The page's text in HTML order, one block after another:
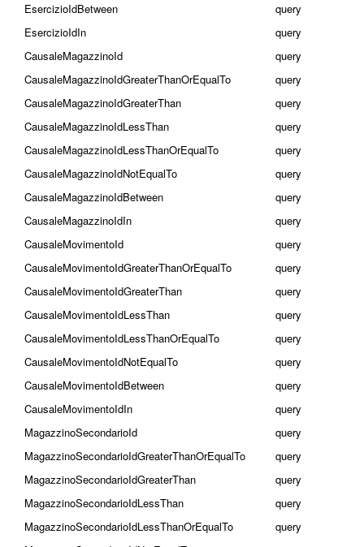
EsercizioIdBetween
query
EsercizioIdIn
query
CausaleMagazzinoId
query
CausaleMagazzinoIdGreaterThanOrEqualTo
query
CausaleMagazzinoIdGreaterThan
query
CausaleMagazzinoIdLessThan
query
CausaleMagazzinoIdLessThanOrEqualTo
query
CausaleMagazzinoIdNotEqualTo
query
CausaleMagazzinoIdBetween
query
CausaleMagazzinoIdIn
query
CausaleMovimentoId
query
CausaleMovimentoIdGreaterThanOrEqualTo
query
CausaleMovimentoIdGreaterThan
query
CausaleMovimentoIdLessThan
query
CausaleMovimentoIdLessThanOrEqualTo
query
CausaleMovimentoIdNotEqualTo
query
CausaleMovimentoIdBetween
query
CausaleMovimentoIdIn
query
MagazzinoSecondarioId
query
MagazzinoSecondarioIdGreaterThanOrEqualTo
query
MagazzinoSecondarioIdGreaterThan
query
MagazzinoSecondarioIdLessThan
query
MagazzinoSecondarioIdLessThanOrEqualTo
query